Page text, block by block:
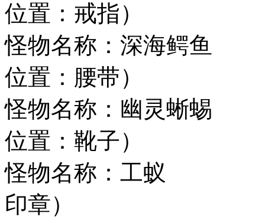
位置：戒指）
怪物名称：深海
位置：腰带）
怪物名称：幽灵
位置：靴子）
怪物名称：工蚁
印章）